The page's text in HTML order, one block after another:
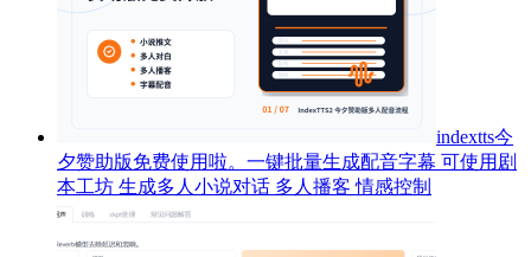
indextts今
夕赞助版免费使用啦。一键批量生成配音字幕 可使用剧
本工坊 生成多人小说对话 多人播客 情感控制